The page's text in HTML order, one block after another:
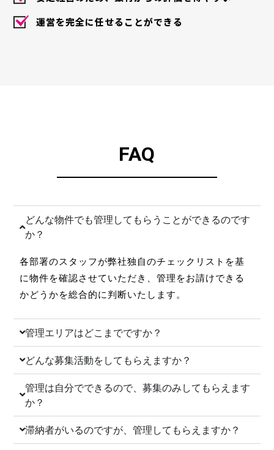
運営を完全に任せることができる
FAQ
どんな物件でも管理してもらうことができるのです
か？
各部署のスタッフが弊社独自のチェックリストを基
に物件を確認させていただき、管理をお請けできる
かどうかを総合的に判断いたします。
管理エリアはどこまでですか？
どんな募集活動をしてもらえますか？
管理は自分でできるので、募集のみしてもらえます
か？
滞納者がいるのですが、管理してもらえますか？